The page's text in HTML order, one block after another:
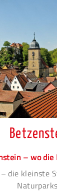
– wo
die kleinste